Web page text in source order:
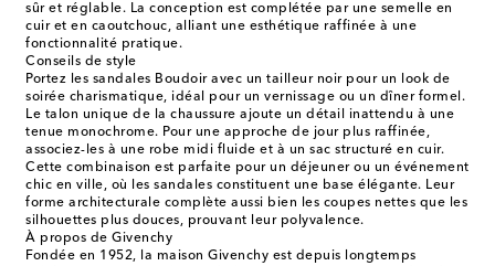
sûr et réglable. La conception est complétée par une semelle en
cuir et en caoutchouc, alliant une esthétique raffinée à une
fonctionnalité pratique.
Conseils de style
Portez les sandales Boudoir avec un tailleur noir pour un look de
soirée charismatique, idéal pour un vernissage ou un dîner formel.
Le talon unique de la chaussure ajoute un détail inattendu à une
tenue monochrome. Pour une approche de jour plus raffinée,
associez-les à une robe midi fluide et à un sac structuré en cuir.
Cette combinaison est parfaite pour un déjeuner ou un événement
chic en ville, où les sandales constituent une base élégante. Leur
forme architecturale complète aussi bien les coupes nettes que les
silhouettes plus douces, prouvant leur polyvalence.
À propos de Givenchy
Fondée en 1952, la maison Givenchy est depuis longtemps